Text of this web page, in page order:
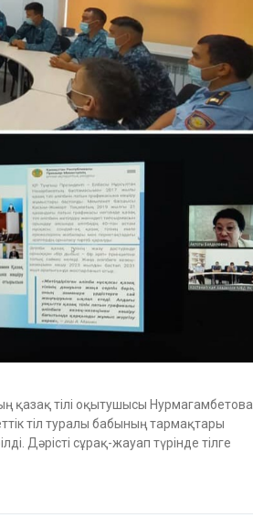
қазақ тілі оқытушысы Нурмагамбетова
тіл туралы бабының тармақтары
Дәрісті сұрақ-жауап түрінде тілге